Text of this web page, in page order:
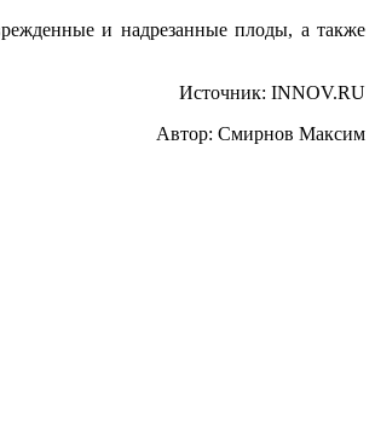
и надрезанные плоды, а также
Источник: INNOV.RU
Автор: Смирнов Максим